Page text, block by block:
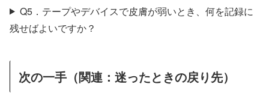
Q5．テープやデバイスで皮膚が弱いとき、何を記録に
残せばよいですか？
次の一手（関連：迷ったときの戻り先）